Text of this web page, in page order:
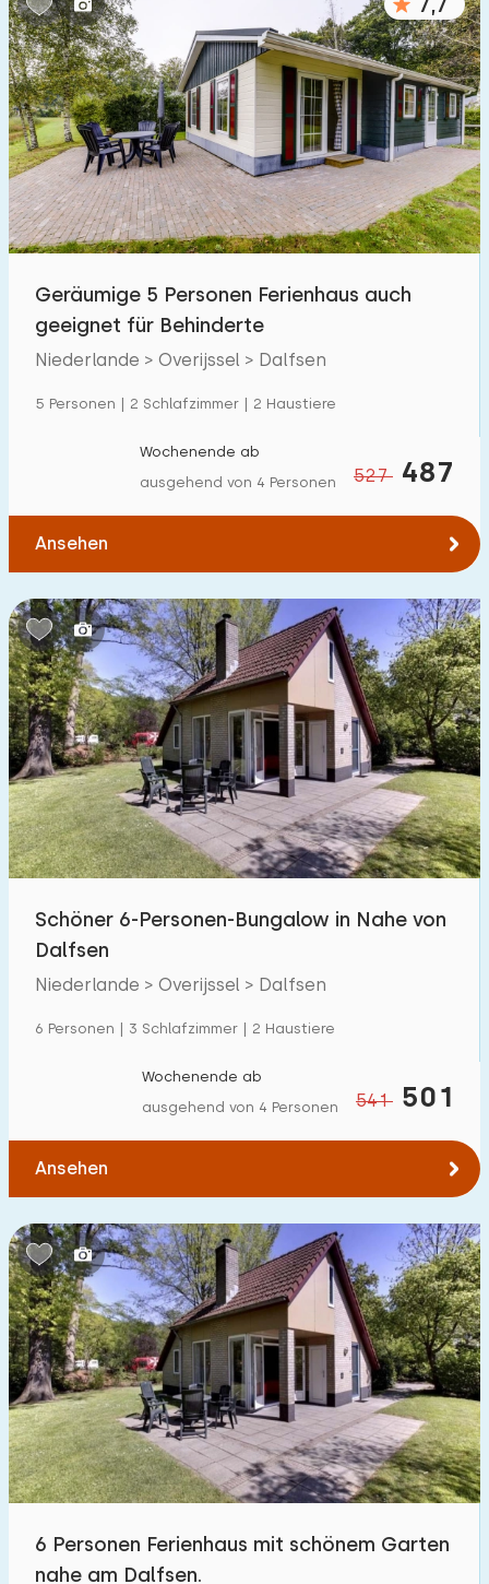
Geräumige 5 Personen Ferienhaus auch
geeignet für Behinderte
Niederlande > Overijssel > Dalfsen
5 Personen | 2 Schlafzimmer | 2 Haustiere
527 487
Wochenende ab
ausgehend von 4 Personen
Ansehen
Schöner 6-Personen-Bungalow in Nahe von
Dalfsen
Niederlande > Overijssel > Dalfsen
6 Personen | 3 Schlafzimmer | 2 Haustiere
541 501
Wochenende ab
ausgehend von 4 Personen
Ansehen
6 Personen Ferienhaus mit schönem Garten
nahe am Dalfsen.